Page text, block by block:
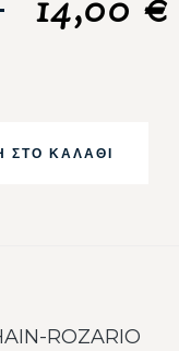
14,00 €
ΣΤΟ ΚΑΛΆΘΙ
ROZARIO